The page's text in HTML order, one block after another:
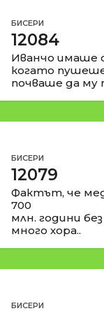
БИСЕРИ
12084
Иванчо имаше
когато
почваше да му
БИСЕРИ
12079
Фактът, че
700
млн. години
много хора..
БИСЕРИ